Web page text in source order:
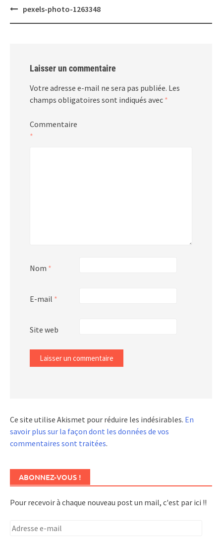
Postpexels-photo-1263348
Laisser un commentaire
Votre adresse e-mail ne sera pas publiée. Les
champs obligatoires sont indiqués avec *
Commentaire
*
Nom *
E-mail *
Site web
Ce site utilise Akismet pour réduire les indésirables. En
savoir plus sur la façon dont les données de vos
commentaires sont traitées.
ABONNEZ-VOUS !
Pour recevoir à chaque nouveau post un mail, c'est par ici !!
Adresse